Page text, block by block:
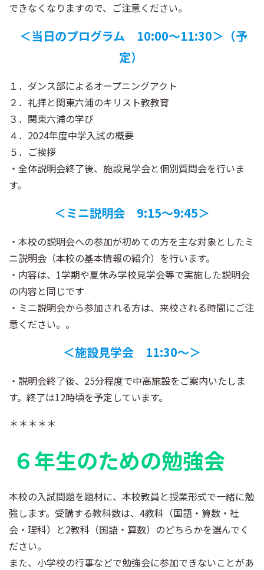
できなくなりますので、ご注意ください。
＜当日のプログラム 10:00～11:30＞（予
定）
１．ダンス部によるオープニングアクト
２．礼拝と関東六浦のキリスト教教育
３．関東六浦の学び
４．2024年度中学入試の概要
５．ご挨拶
・全体説明会終了後、施設見学会と個別質問会を行いま
す。
＜ミニ説明会 9:15～9:45＞
・本校の説明会への参加が初めての方を主な対象としたミ
ニ説明会（本校の基本情報の紹介）を行います。
・内容は、1学期や夏休み学校見学会等で実施した説明会
の内容と同じです
・ミニ説明会から参加される方は、来校される時間にご注
意ください。。
＜施設見学会 11:30～＞
・説明会終了後、25分程度で中高施設をご案内いたしま
す。終了は12時頃を予定しています。
＊＊＊＊＊
６年生のための勉強会
本校の入試問題を題材に、本校教員と授業形式で一緒に勉
強します。受講する教科数は、4教科（国語・算数・社
会・理科）と2教科（国語・算数）のどちらかを選んでく
ださい。
また、小学校の行事などで勉強会に参加できないことがあ